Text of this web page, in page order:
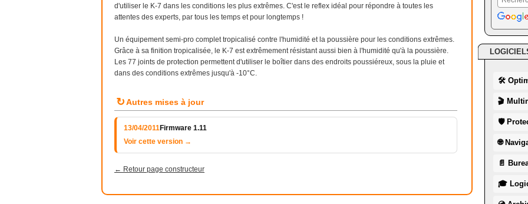
d'utiliser le K-7 dans les conditions les plus extrêmes. C'est le reflex idéal pour répondre à toutes les
attentes des experts, par tous les temps et pour longtemps !
Un équipement semi-pro complet tropicalisé contre l'humidité et la poussière pour les conditions extrêmes.
Grâce à sa finition tropicalisée, le K-7 est extrêmement résistant aussi bien à l'humidité qu'à la poussière.
Les 77 joints de protection permettent d'utiliser le boîtier dans des endroits poussiéreux, sous la pluie et
dans des conditions extrêmes jusqu'à -10°C.
↻Autres mises à jour
13/04/2011Firmware 1.11
Voir cette version →
← Retour page constructeur
🛠
🎬
🛡
🌐
📄
🎓